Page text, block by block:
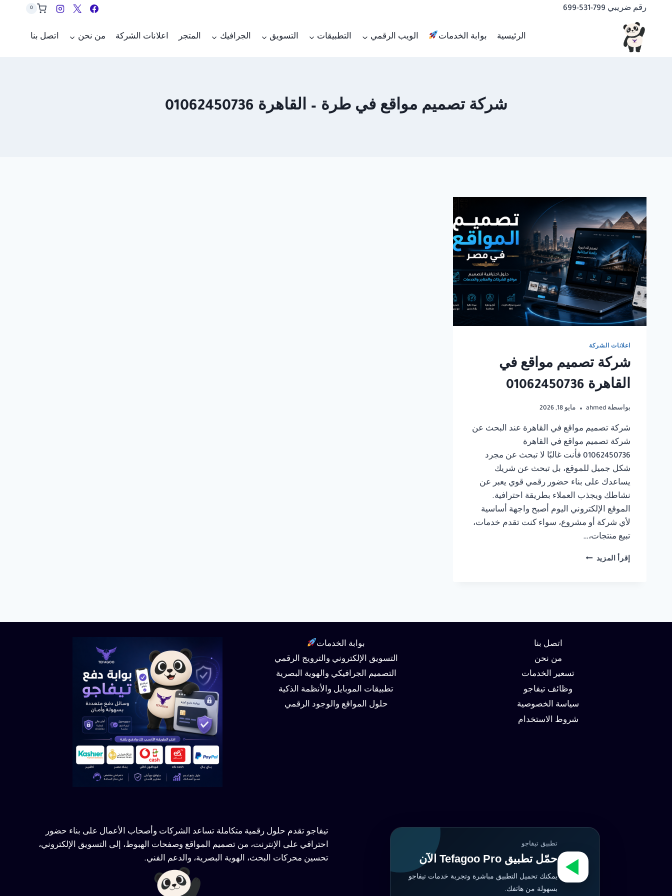
المحتوى
رقم ضريبي 799-531-699 0
الرئيسية بوابة الخدمات الويب الرقمي التطبيقات التسويق الجرافيك المتجر اعلانات الشركة من نحن اتصل بنا
شركة تصميم مواقع في طرة – القاهرة 01062450736
اعلانات الشركة
شركة تصميم مواقع في
القاهرة 01062450736
بواسطة ahmed مايو 18, 2026
شركة تصميم مواقع في القاهرة عند البحث عن
شركة تصميم مواقع في القاهرة
01062450736 فأنت غالبًا لا تبحث عن مجرد
شكل جميل للموقع، بل تبحث عن شريك
يساعدك على بناء حضور رقمي قوي يعبر عن
نشاطك ويجذب العملاء بطريقة احترافية.
الموقع الإلكتروني اليوم أصبح واجهة أساسية
لأي شركة أو مشروع، سواء كنت تقدم خدمات،
تبيع منتجات،…
إقرأ المزيد شركة
اتصل بنا
من نحن
تسعير الخدمات
وظائف تيفاجو
سياسة الخصوصية
شروط الاستخدام
بوابة الخدمات
التسويق الإلكتروني والترويج الرقمي
التصميم الجرافيكي والهوية البصرية
تطبيقات الموبايل والأنظمة الذكية
حلول المواقع والوجود الرقمي
تطبيق تيفاجو
حمّل تطبيق Tefagoo Pro الآن
يمكنك تحميل التطبيق مباشرة وتجربة خدمات تيفاجو
بسهولة من هاتفك.
تيفاجو تقدم حلول رقمية متكاملة تساعد الشركات وأصحاب الأعمال على بناء حضور
احترافي على الإنترنت، من تصميم المواقع وصفحات الهبوط، إلى التسويق الإلكتروني،
تحسين محركات البحث، الهوية البصرية، والدعم الفني.